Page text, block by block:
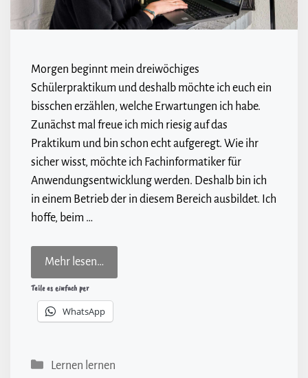
Morgen beginnt mein dreiwöchiges
Schülerpraktikum und deshalb möchte ich euch ein
bisschen erzählen, welche Erwartungen ich habe.
Zunächst mal freue ich mich riesig auf das
Praktikum und bin schon echt aufgeregt. Wie ihr
sicher wisst, möchte ich Fachinformatiker für
Anwendungsentwicklung werden. Deshalb bin ich
in einem Betrieb der in diesem Bereich ausbildet. Ich
hoffe, beim …
Mehr lesen…
Teile es einfach per
WhatsApp
Kategorien
Lernen lernen